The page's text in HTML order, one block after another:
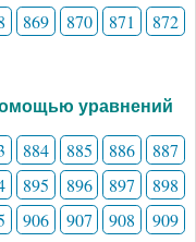
869 870 871
872
уравнений
884 885 886
887
895 896 897
898
906 907 908
909